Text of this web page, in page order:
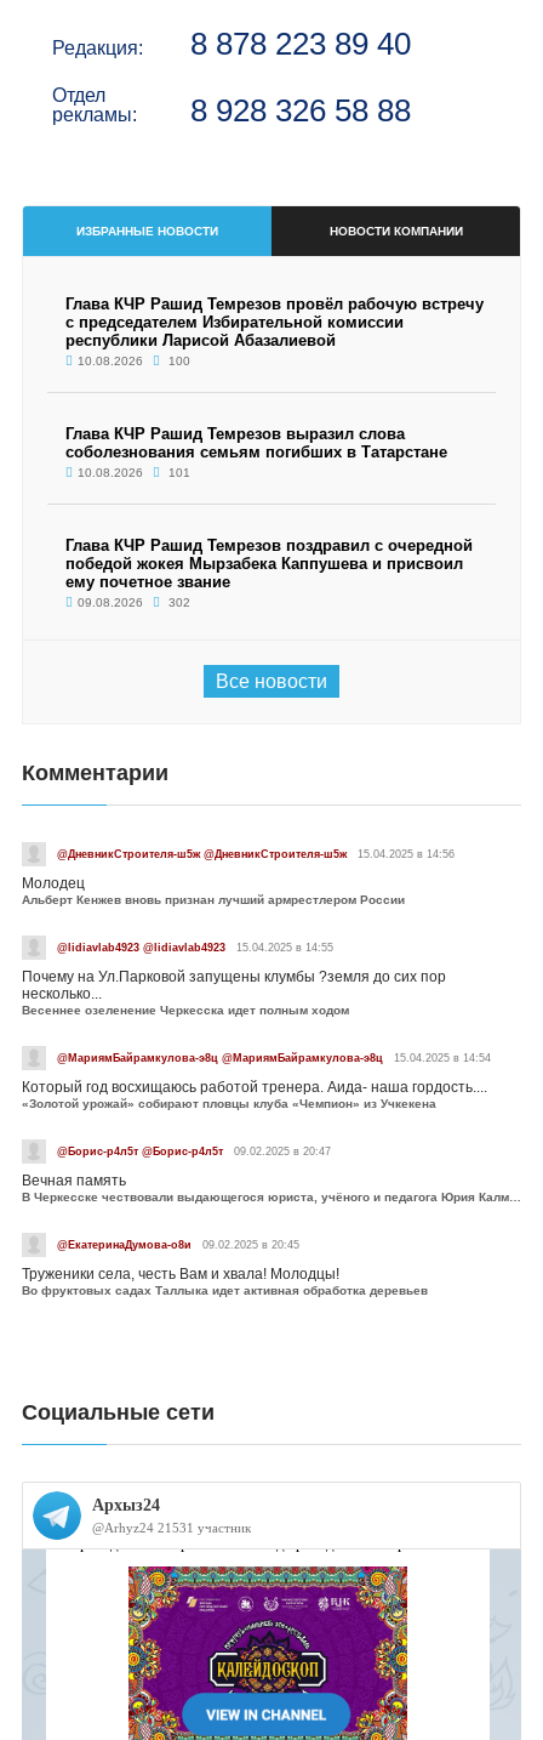
Редакция: 8 878 223 89 40
Отдел
рекламы:
8 928 326 58 88
ИЗБРАННЫЕ НОВОСТИ НОВОСТИ КОМПАНИИ
Глава КЧР Рашид Темрезов провёл рабочую встречу
с председателем Избирательной комиссии
республики Ларисой Абазалиевой
10.08.2026 100
Глава КЧР Рашид Темрезов выразил слова
соболезнования семьям погибших в Татарстане
10.08.2026 101
Глава КЧР Рашид Темрезов поздравил с очередной
победой жокея Мырзабека Каппушева и присвоил
ему почетное звание
09.08.2026 302
Все новости
Комментарии
@ДневникСтроителя-ш5ж @ДневникСтроителя-ш5ж 15.04.2025 в 14:56
Молодец
Альберт Кенжев вновь признан лучший армрестлером России
@lidiavlab4923 @lidiavlab4923 15.04.2025 в 14:55
Почему на Ул.Парковой запущены клумбы ?земля до сих пор
несколько...
Весеннее озеленение Черкесска идет полным ходом
@МариямБайрамкулова-э8ц @МариямБайрамкулова-э8ц 15.04.2025 в 14:54
Который год восхищаюсь работой тренера. Аида- наша гордость....
«Золотой урожай» собирают пловцы клуба «Чемпион» из Учкекена
@Борис-р4л5т @Борис-р4л5т 09.02.2025 в 20:47
Вечная память
В Черкесске чествовали выдающегося юриста, учёного и педагога Юрия Калмыкова
@ЕкатеринаДумова-о8и 09.02.2025 в 20:45
Труженики села, честь Вам и хвала! Молодцы!
Во фруктовых садах Таллыка идет активная обработка деревьев
Социальные сети